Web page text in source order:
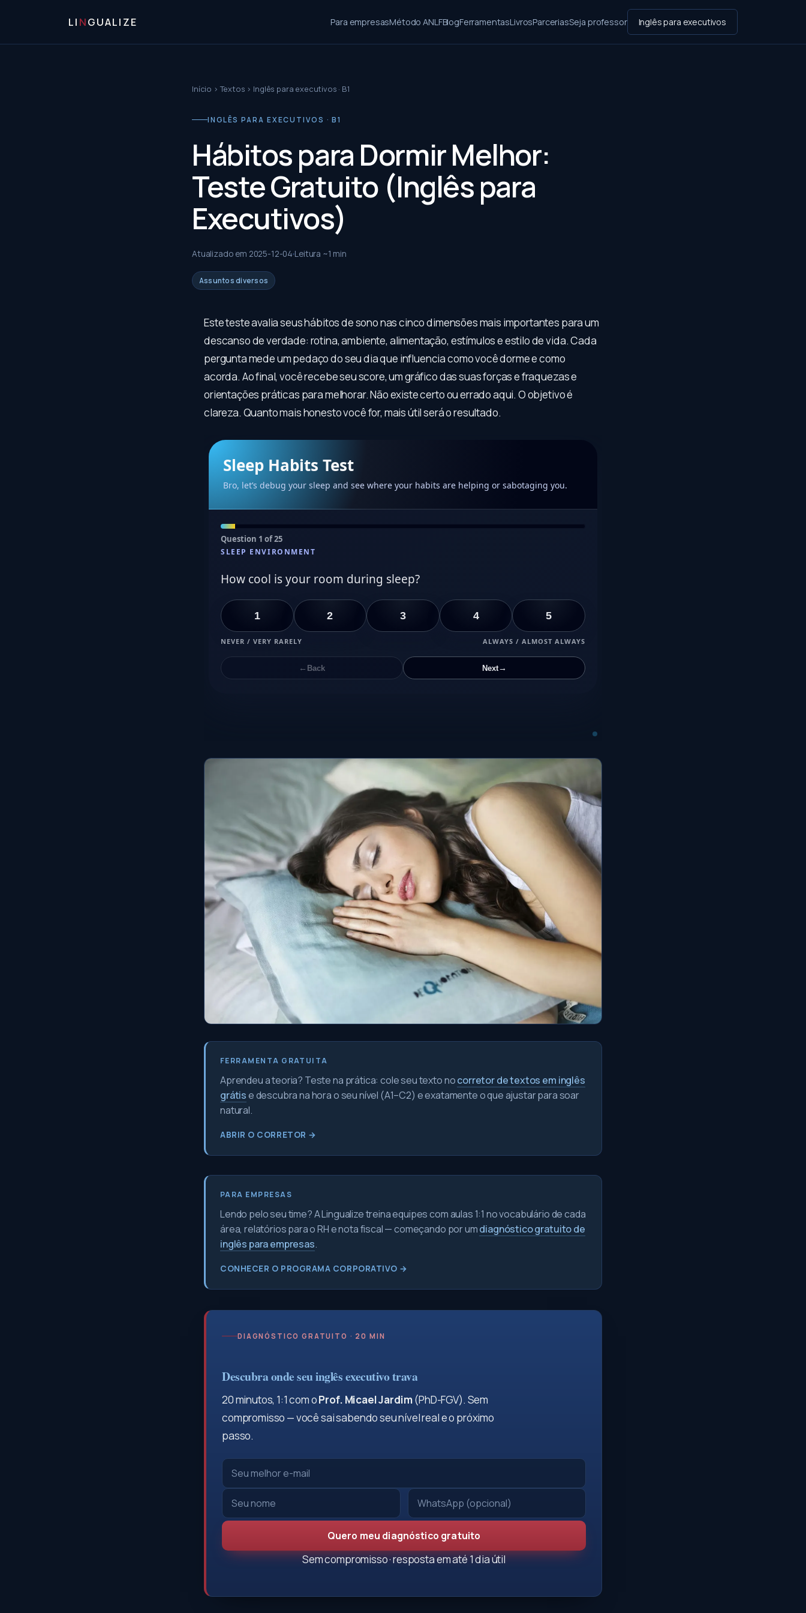
LI NGUALIZE Para empresasMétodo ANLFBlogFerramentasLivrosParceriasSeja professor Inglês para executivos
Início ›Textos › Inglês para executivos · B1
INGLÊS PARA EXECUTIVOS · B1
Hábitos para Dormir Melhor:
Teste Gratuito (Inglês para
Executivos)
Atualizado em 2025-12-04 Leitura ~1 min
Assuntos diversos
Este teste avalia seus hábitos de sono nas cinco dimensões mais importantes para um
descanso de verdade: rotina, ambiente, alimentação, estímulos e estilo de vida. Cada
pergunta mede um pedaço do seu dia que influencia como você dorme e como
acorda. Ao final, você recebe seu score, um gráfico das suas forças e fraquezas e
orientações práticas para melhorar. Não existe certo ou errado aqui. O objetivo é
clareza. Quanto mais honesto você for, mais útil será o resultado.
FERRAMENTA GRATUITA
Aprendeu a teoria? Teste na prática: cole seu texto nocorretor de textos em inglês
grátise descubra na hora o seu nível (A1–C2) e exatamente o que ajustar para soar
natural.
ABRIR O CORRETOR →
PARA EMPRESAS
Lendo pelo seu time? A Lingualize treina equipes com aulas 1:1 no vocabulário de cada
área, relatórios para o RH e nota fiscal — começando por umdiagnóstico gratuito de
inglês para empresas.
CONHECER O PROGRAMA CORPORATIVO →
DIAGNÓSTICO GRATUITO · 20 MIN
Descubra onde seu inglês executivo trava
20 minutos, 1:1 com oProf. Micael Jardim(PhD-FGV). Sem
compromisso — você sai sabendo seu nível real e o próximo
passo.
Quero meu diagnóstico gratuito
Sem compromisso · resposta em até 1 dia útil